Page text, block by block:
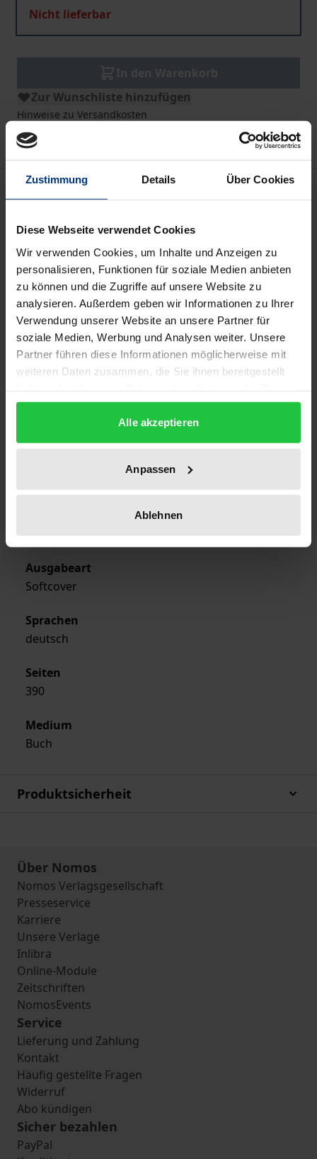
Zustimmung Details Über Cookies
Diese Webseite verwendet Cookies
Wir verwenden Cookies, um Inhalte und Anzeigen zu
personalisieren, Funktionen für soziale Medien anbieten
zu können und die Zugriffe auf unsere Website zu
analysieren. Außerdem geben wir Informationen zu Ihrer
Verwendung unserer Website an unsere Partner für
soziale Medien, Werbung und Analysen weiter. Unsere
Partner führen diese Informationen möglicherweise mit
weiteren Daten zusammen, die Sie ihnen bereitgestellt
gesammelt haben.
Alle akzeptieren
Anpassen
Ablehnen
Nicht lieferbar
Zur Wunschliste hinzufügen
Hinweise zu Versandkosten
Bibliografische Angaben
Auflage
1
ISBN
978-3-7890-2032-2
Untertitel
Der Bruch der deutsch-jugoslawischen
Beziehungen 1957
Nomos
Ausgabeart
Softcover
Sprachen
deutsch
Seiten
390
Medium
Buch
Produktsicherheit
Über Nomos
Nomos Verlagsgesellschaft
Presseservice
Karriere
Unsere Verlage
Inlibra
Online-Module
Zeitschriften
NomosEvents
Service
Lieferung und Zahlung
Kontakt
Häufig gestellte Fragen
Widerruf
Abo kündigen
Sicher bezahlen
PayPal